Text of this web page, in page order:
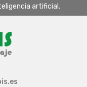
artificial.